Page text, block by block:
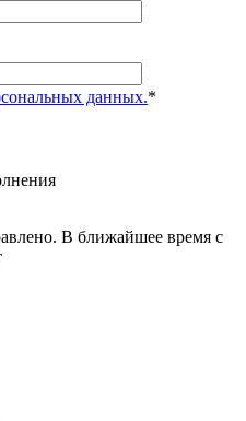
данных.*
В ближайшее время с